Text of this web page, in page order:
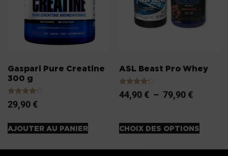
Gaspari Pure Creatine
300 g
Note
4.00
29,90 €
AJOUTER AU PANIER
ASL Beast Pro Whey
Note
4.00
44,90 € – 79,90 €
CHOIX DES OPTIONS